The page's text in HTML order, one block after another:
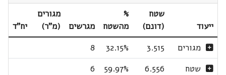
ייעוד
שטח
(דונם)
%
מהשטח
מגרשים
מגורים
(מ"ר)
יח"ד
מגורים
3.515
32.15%
8
שטח
6.556
59.97%
6